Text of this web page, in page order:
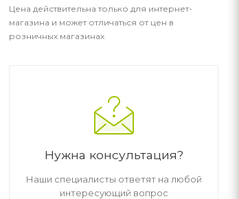
Цена действительна только для интернет-
магазина и может отличаться от цен в
розничных магазинах
Нужна консультация?
Наши специалисты ответят на любой
интересующий вопрос